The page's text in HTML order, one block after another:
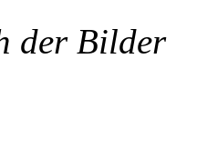
der Bilder